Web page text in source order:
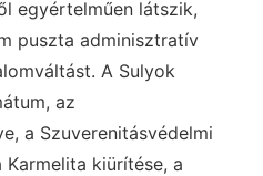
egyértelműen látszik,
puszta adminisztratív
A Sulyok
az
a Szuverenitásvédelmi
kiürítése, a